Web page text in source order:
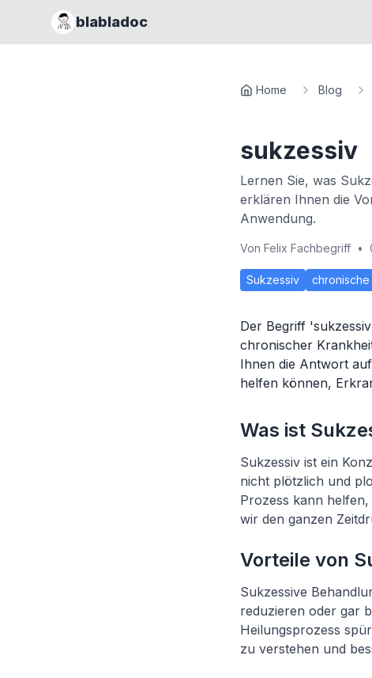
blabladoc
Home Blog
sukzessiv
Lernen Sie, was
erklären Ihnen die
Anwendung.
Von Felix Fachbegriff •
Sukzessiv chronische
Der Begriff
chronischer
Ihnen die Antwort
helfen können,
Was ist
Sukzessiv ist ein
nicht plötzlich und
Prozess kann
wir den ganzen
Vorteile von
Sukzessive
reduzieren oder gar
Heilungsprozess
zu verstehen und